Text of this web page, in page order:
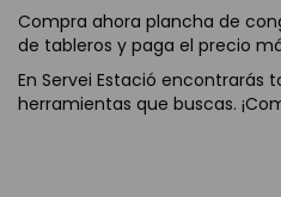
Compra ahora plancha de
de tableros y paga el precio
En Servei Estació encontrarás
herramientas que buscas.